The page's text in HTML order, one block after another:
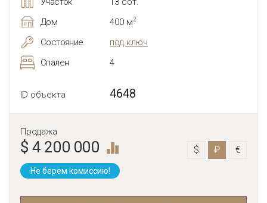
Дом
400 м2
Состояние
под ключ
Спален
4
ID объекта 4648
Продажа
$ 4 200 000 $ ₽ €
Не берем комиссию!